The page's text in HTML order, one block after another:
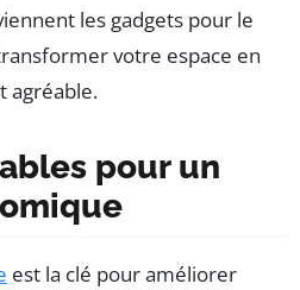
les gadgets pour le
votre espace en
agréable.
pour un
est la clé pour améliorer